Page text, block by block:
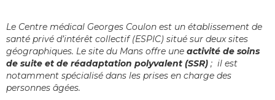
Le Centre médical Georges Coulon est un établissement de
santé privé d’intérêt collectif (ESPIC) situé sur deux sites
géographiques. Le site du Mans offre une activité de soins
de suite et de réadaptation polyvalent (SSR) ; il est
notamment spécialisé dans les prises en charge des
personnes âgées.